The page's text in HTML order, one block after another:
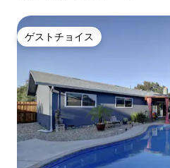
ゲストチョイス
ゲストチョイス